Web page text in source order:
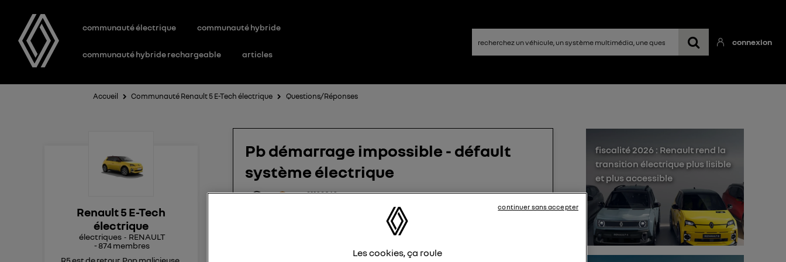
communauté électrique communauté hybride
communauté hybride rechargeable articles
connexion
Accueil Communauté Renault 5 E-Tech électrique Questions/Réponses
Renault 5 E-Tech
électrique
électriques
RENAULT
-874membres
R5 est de retour. Pop malicieuse,
Pb démarrage impossible - défault
système électrique
argo91139063
J'ai eu ce matin un problème : message "démarrage impossible" et
"faire contrôler système électrique" avec un son bip bip incessant.
fiscalité 2026 : Renault rend la
transition électrique plus lisible
et plus accessible
Les cookies, ça roule
continuer sans accepter